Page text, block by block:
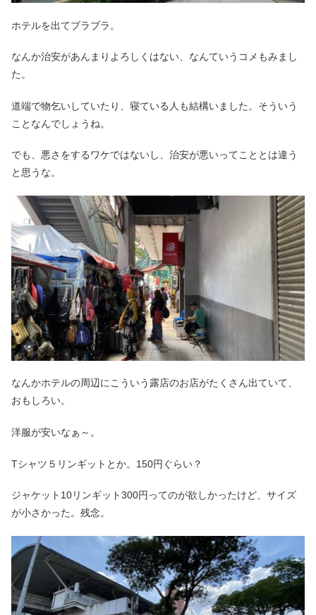
ホテルを出てブラブラ。
なんか治安があんまりよろしくはない、なんていうコメもみまし
た。
道端で物乞いしていたり、寝ている人も結構いました。そういう
ことなんでしょうね。
でも、悪さをするワケではないし、治安が悪いってこととは違う
と思うな。
なんかホテルの周辺にこういう露店のお店がたくさん出ていて、
おもしろい。
洋服が安いなぁ～。
Tシャツ５リンギットとか。150円ぐらい？
ジャケット10リンギット300円ってのが欲しかったけど、サイズ
が小さかった。残念。